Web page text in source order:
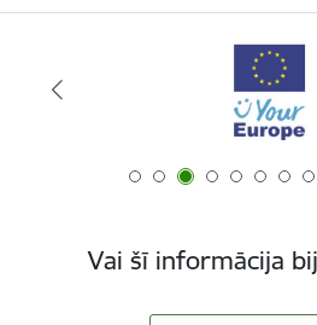
Vai šī informācija